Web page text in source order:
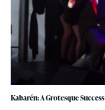
Kabarén: A Grotesque Success